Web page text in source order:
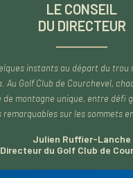
LE CONSEIL
DU DIRECTEUR
instants au départ du trou
Au Golf Club de Courchevel,
de montagne unique, entre défi
remarquables sur les sommets
Julien Ruffier-Lanche
Directeur du Golf Club de